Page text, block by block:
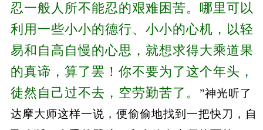
忍一般人所不能忍的艰难困苦。哪里可以
利用一些小小的德行、小小的心机，以轻
易和自高自慢的心思，就想求得大乘道果
的真谛，算了罢！你不要为了这个年头，
徒然自己过不去，空劳勤苦了。 ”神光听了
达摩大师这样一说，便偷偷地找到一把快刀，自